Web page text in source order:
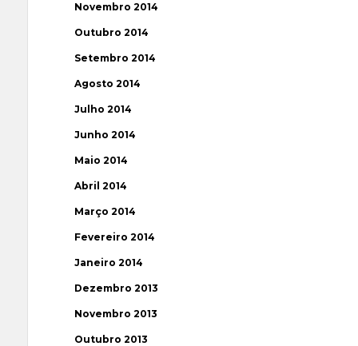
Novembro 2014
Outubro 2014
Setembro 2014
Agosto 2014
Julho 2014
Junho 2014
Maio 2014
Abril 2014
Março 2014
Fevereiro 2014
Janeiro 2014
Dezembro 2013
Novembro 2013
Outubro 2013